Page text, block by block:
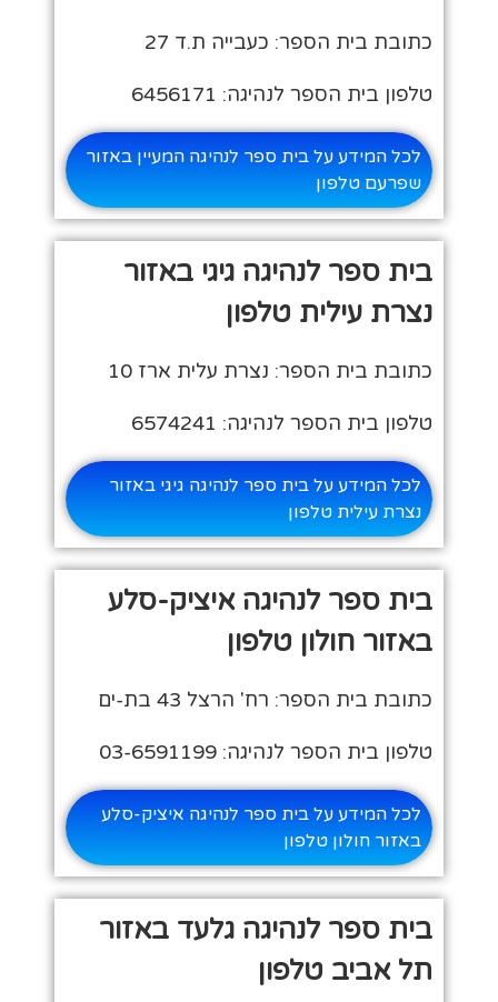
כתובת בית הספר: כעבייה ת.ד 27
טלפון בית הספר לנהיגה: 6456171
לכל המידע על בית ספר לנהיגה המעיין באזור
שפרעם טלפון
בית ספר לנהיגה גיגי באזור
נצרת עילית טלפון
כתובת בית הספר: נצרת עלית ארז 10
טלפון בית הספר לנהיגה: 6574241
לכל המידע על בית ספר לנהיגה גיגי באזור
נצרת עילית טלפון
בית ספר לנהיגה איציק-סלע
באזור חולון טלפון
כתובת בית הספר: רח' הרצל 43 בת-ים
טלפון בית הספר לנהיגה: 03-6591199
לכל המידע על בית ספר לנהיגה איציק-סלע
באזור חולון טלפון
בית ספר לנהיגה גלעד באזור
תל אביב טלפון